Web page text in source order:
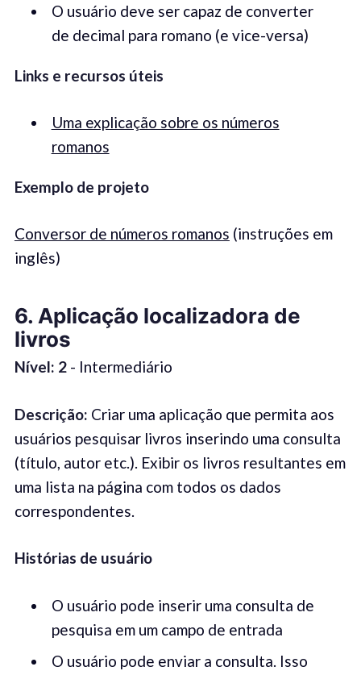
O usuário deve ser capaz de converter
de decimal para romano (e vice-versa)
Links e recursos úteis
Uma explicação sobre os números
romanos
Exemplo de projeto
Conversor de números romanos (instruções em
inglês)
6. Aplicação localizadora de
livros
Nível: 2- Intermediário
Descrição: Criar uma aplicação que permita aos
usuários pesquisar livros inserindo uma consulta
(título, autor etc.). Exibir os livros resultantes em
uma lista na página com todos os dados
correspondentes.
Histórias de usuário
O usuário pode inserir uma consulta de
pesquisa em um campo de entrada
O usuário pode enviar a consulta. Isso